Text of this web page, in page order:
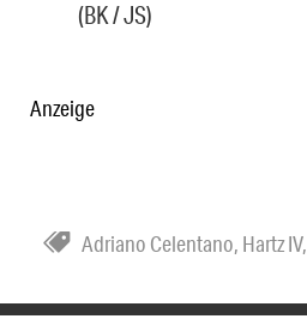
(BK / JS)
Anzeige
Adriano Celentano, Hartz IV,